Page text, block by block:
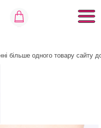
більше одного товару сайту